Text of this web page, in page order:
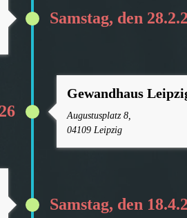
Samstag, den
Gewandhaus
Augustusplatz 8,
04109 Leipzig
Samstag, den